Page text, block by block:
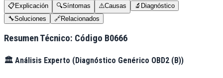
📋 Explicación 🔍Síntomas ⚠️Causas 🔬 Diagnóstico
🔧Soluciones 🔗Relacionados
Resumen Técnico: Código B0666
🏛️ Análisis Experto (Diagnóstico Genérico OBD2 (B))